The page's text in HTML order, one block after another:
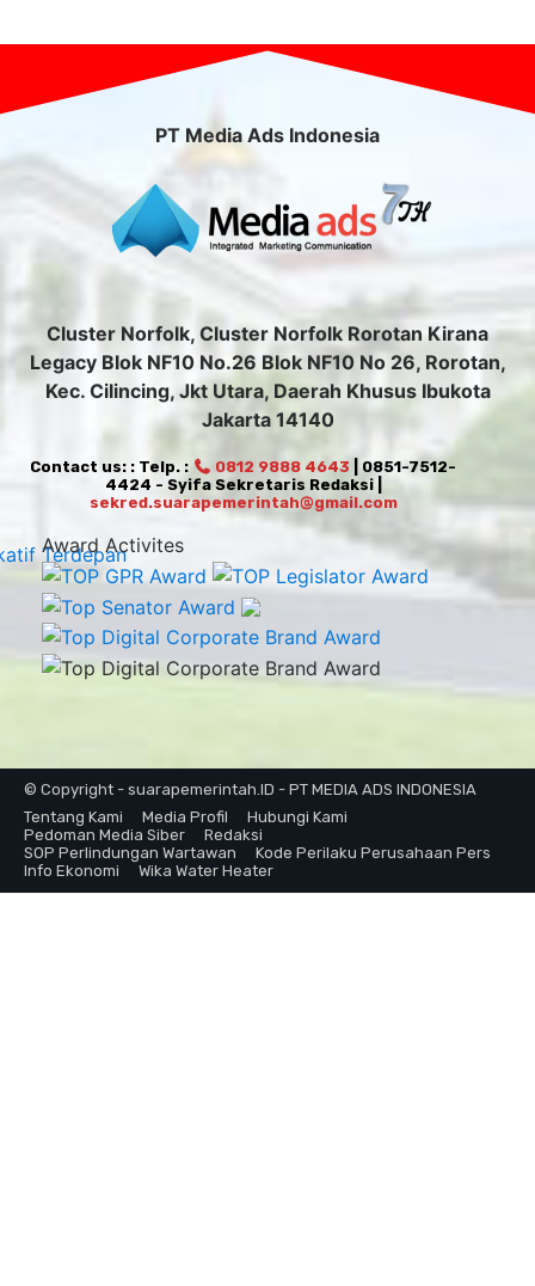
PT Media Ads Indonesia
Cluster Norfolk, Cluster Norfolk Rorotan Kirana
Legacy Blok NF10 No.26 Blok NF10 No 26, Rorotan,
Kec. Cilincing, Jkt Utara, Daerah Khusus Ibukota
Jakarta 14140
Contact us: : Telp. : 0812 9888 4643 | 0851-7512-
4424 - Syifa Sekretaris Redaksi |
sekred.suarapemerintah@gmail.com
Award Activites
© Copyright - suarapemerintah.ID - PT MEDIA ADS INDONESIA
Tentang Kami
Media Profil
Hubungi Kami
Pedoman Media Siber
Redaksi
SOP Perlindungan Wartawan
Kode Perilaku Perusahaan Pers
Info Ekonomi
Wika Water Heater